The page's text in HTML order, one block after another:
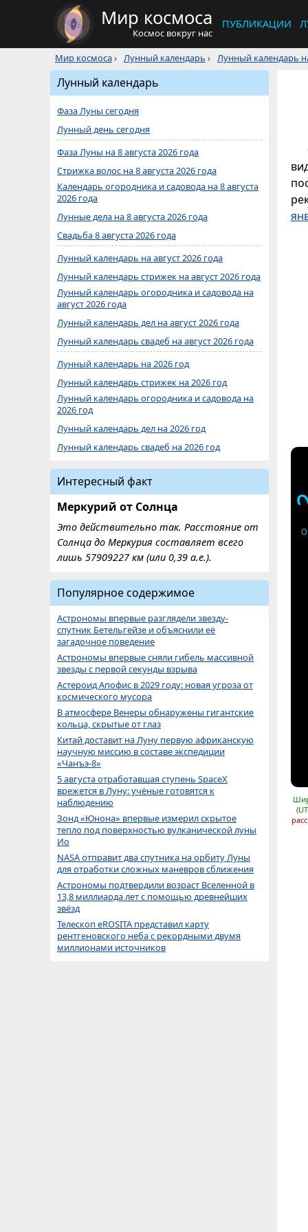
Мир космоса
Космос вокруг нас
ПУБЛИКАЦИИ
Мир космоса› Лунный календарь › Лунный календарь
Лунный календарь
Фаза Луны сегодня
Лунный день сегодня
Фаза Луны на 8 августа 2026 года
Стрижка волос на 8 августа 2026 года
Календарь огородника и садовода на 8 августа
2026 года
Лунные дела на 8 августа 2026 года
Свадьба 8 августа 2026 года
Лунный календарь на август 2026 года
Лунный календарь стрижек на август 2026 года
Лунный календарь огородника и садовода на
август 2026 года
Лунный календарь дел на август 2026 года
Лунный календарь свадеб на август 2026 года
Лунный календарь на 2026 год
Лунный календарь стрижек на 2026 год
Лунный календарь огородника и садовода на
2026 год
Лунный календарь дел на 2026 год
Лунный календарь свадеб на 2026 год
Интересный факт
Меркурий от Солнца
Это действительно так. Расстояние от
Солнца до Меркурия составляет всего
лишь 57909227 км (или 0,39 а.е.).
Популярное содержимое
Астрономы впервые разглядели звезду-
спутник Бетельгейзе и объяснили её
загадочное поведение
Астрономы впервые сняли гибель массивной
звезды с первой секунды взрыва
Астероид Апофис в 2029 году: новая угроза от
космического мусора
В атмосфере Венеры обнаружены гигантские
кольца, скрытые от глаз
Китай доставит на Луну первую африканскую
научную миссию в составе экспедиции
«Чанъэ-8»
5 августа отработавшая ступень SpaceX
врежется в Луну: учёные готовятся к
наблюдению
Зонд «Юнона» впервые измерил скрытое
тепло под поверхностью вулканической луны
Ио
NASA отправит два спутника на орбиту Луны
для отработки сложных маневров сближения
Астрономы подтвердили возраст Вселенной в
13,8 миллиарда лет с помощью древнейших
звёзд
Телескоп eROSITA представил карту
рентгеновского неба с рекордными двумя
миллионами источников